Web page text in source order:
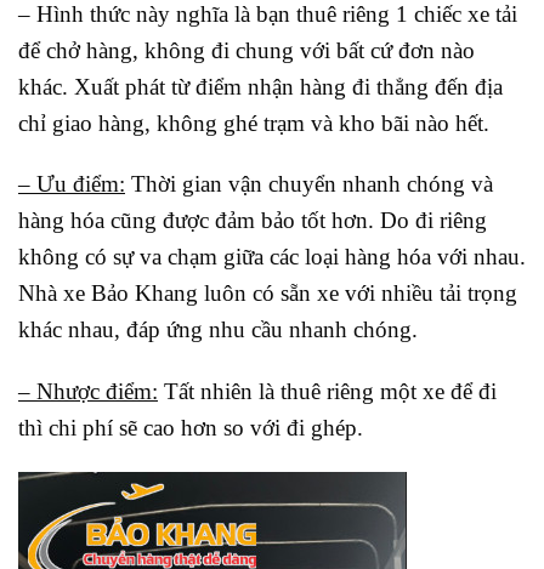
– Hình thức này nghĩa là bạn thuê riêng 1 chiếc xe tải
để chở hàng, không đi chung với bất cứ đơn nào
khác. Xuất phát từ điểm nhận hàng đi thẳng đến địa
chỉ giao hàng, không ghé trạm và kho bãi nào hết.
– Ưu điểm: Thời gian vận chuyển nhanh chóng và
hàng hóa cũng được đảm bảo tốt hơn. Do đi riêng
không có sự va chạm giữa các loại hàng hóa với nhau.
Nhà xe Bảo Khang luôn có sẵn xe với nhiều tải trọng
khác nhau, đáp ứng nhu cầu nhanh chóng.
– Nhược điểm: Tất nhiên là thuê riêng một xe để đi
thì chi phí sẽ cao hơn so với đi ghép.